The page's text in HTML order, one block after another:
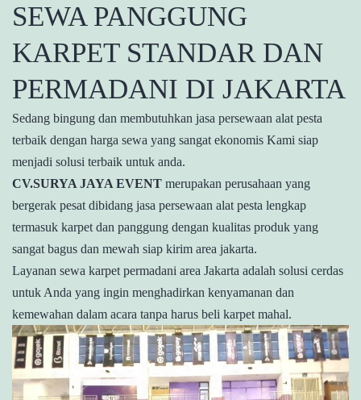
SEWA PANGGUNG
KARPET STANDAR DAN
PERMADANI DI JAKARTA
Sedang bingung dan membutuhkan jasa persewaan alat pesta
terbaik dengan harga sewa yang sangat ekonomis Kami siap
menjadi solusi terbaik untuk anda.
CV.SURYA JAYA EVENT merupakan perusahaan yang
bergerak pesat dibidang jasa persewaan alat pesta lengkap
termasuk karpet dan panggung dengan kualitas produk yang
sangat bagus dan mewah siap kirim area jakarta.
Layanan sewa karpet permadani area Jakarta adalah solusi cerdas
untuk Anda yang ingin menghadirkan kenyamanan dan
kemewahan dalam acara tanpa harus beli karpet mahal.